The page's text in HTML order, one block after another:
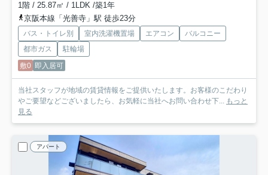
1階 / 25.87㎡ / 1LDK /築1年
京阪本線「光善寺」駅 徒歩23分
バス・トイレ別 室内洗濯機置場 エアコン
バルコニー
都市ガス
駐輪場
敷0 即入居可
当社スタッフが地域の賃貸情報をご提供いたします。お客様のこだわり
やご要望などございましたら、お気軽に当社へお問い合わせ下... もっと
見る
アパート